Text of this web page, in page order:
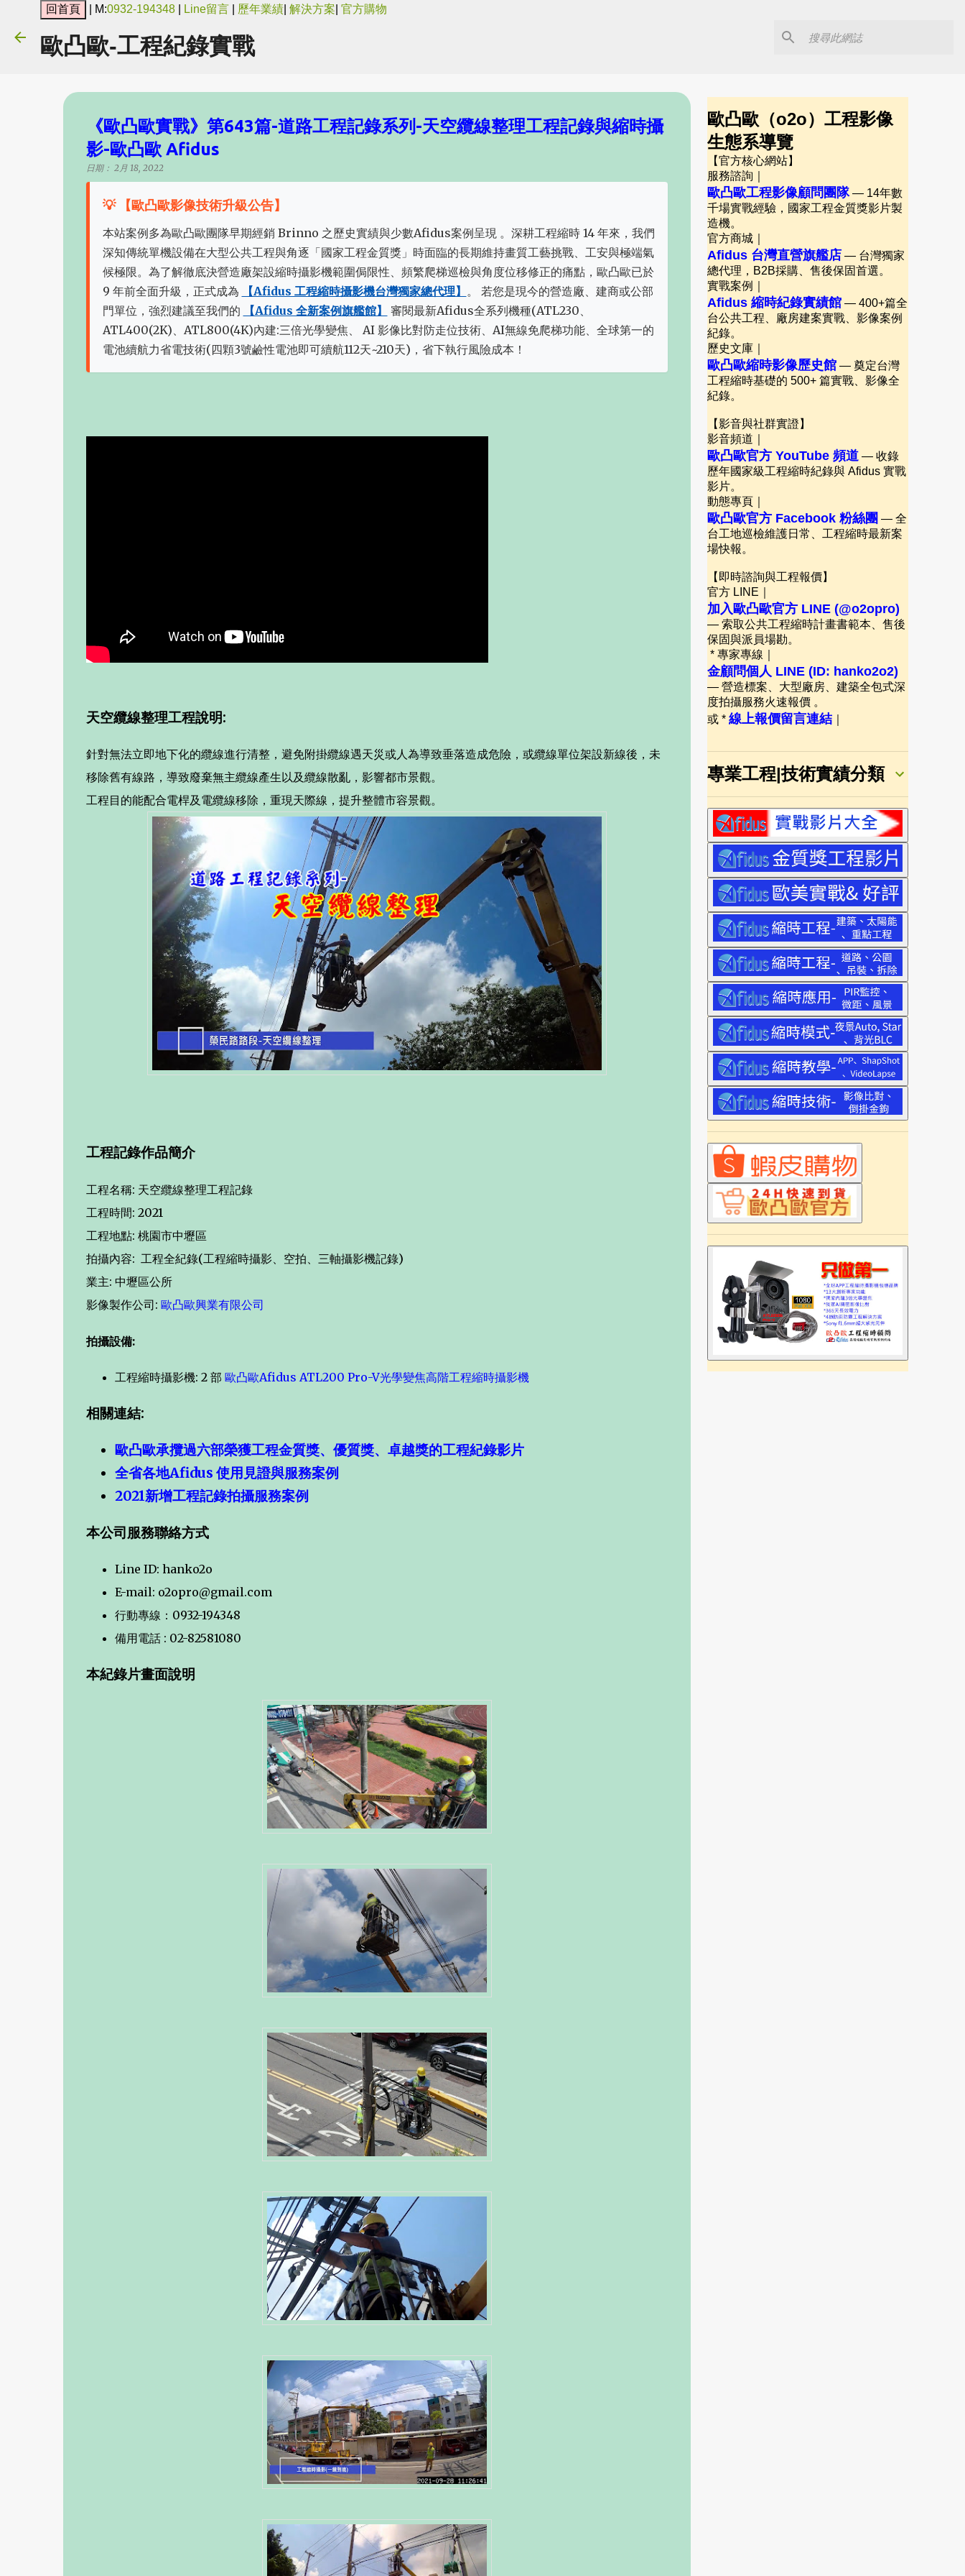
| M:0932-194348 Line留言 歷年業績 解決方案 官方購物
歐凸歐-工程紀錄實戰
《歐凸歐實戰》第643篇-道路工程記錄系列-天空纜線整理工程記錄與縮時攝
影-歐凸歐 Afidus
日期： 2月 18, 2022
💡 【歐凸歐影像技術升級公告】
本站案例多為歐凸歐團隊早期經銷 Brinno 之歷史實績與少數Afidus案例呈現 。深耕工程縮時 14 年來，我們
深知傳統單機設備在大型公共工程與角逐「國家工程金質獎」時面臨的長期維持畫質工藝挑戰、工安與極端氣
候極限。為了解徹底決營造廠架設縮時攝影機範圍侷限性、頻繁爬梯巡檢與角度位移修正的痛點，歐凸歐已於
9 年前全面升級，正式成為
【Afidus 工程縮時攝影機台灣獨家總代理】 。 若您是現今的營造廠、建商或公部
門單位，強烈建議至我們的
【Afidus 全新案例旗艦館】
審閱最新Afidus全系列機種(ATL230、
ATL400(2K)、ATL800(4K)內建:三倍光學變焦、 AI 影像比對防走位技術、AI無線免爬梯功能、全球第一的
電池續航力省電技術(四顆3號鹼性電池即可續航112天~210天)，省下執行風險成本！
天空纜線整理工程說明:
針對無法立即地下化的纜線進行清整，避免附掛纜線遇天災或人為導致垂落造成危險，或纜線單位架設新線後，未
移除舊有線路，導致廢棄無主纜線產生以及纜線散亂，影響都市景觀。
工程目的能配合電桿及電纜線移除，重現天際線，提升整體市容景觀。
工程記錄作品簡介
工程名稱: 天空纜線整理工程記錄
工程時間: 2021
工程地點: 桃園市中壢區
拍攝內容: 工程全紀錄(工程縮時攝影、空拍、三軸攝影機記錄)
業主: 中壢區公所
影像製作公司: 歐凸歐興業有限公司
拍攝設備:
工程縮時攝影機: 2 部 歐凸歐Afidus ATL200 Pro-V光學變焦高階工程縮時攝影機
相關連結:
歐凸歐承攬過六部榮獲工程金質獎、優質獎、卓越獎的工程紀錄影片
全省各地Afidus 使用見證與服務案例
2021新增工程記錄拍攝服務案例
本公司服務聯絡方式
Line ID: hanko2o
E-mail: o2opro@gmail.com
行動專線：0932-194348
備用電話 : 02-82581080
本紀錄片畫面說明
歐凸歐（o2o）工程影像
生態系導覽
【官方核心網站】
服務諮詢｜
歐凸歐工程影像顧問團隊— 14年數
千場實戰經驗，國家工程金質獎影片製
造機。
官方商城｜
Afidus 台灣直營旗艦店 — 台灣獨家
總代理，B2B採購、售後保固首選。
實戰案例｜
Afidus 縮時紀錄實績館— 400+篇全
台公共工程、廠房建案實戰、影像案例
紀錄。
歷史文庫｜
歐凸歐縮時影像歷史館— 奠定台灣
工程縮時基礎的 500+ 篇實戰、影像全
紀錄。
【影音與社群實證】
影音頻道｜
歐凸歐官方 YouTube 頻道— 收錄
歷年國家級工程縮時紀錄與 Afidus 實戰
影片。
動態專頁｜
歐凸歐官方 Facebook 粉絲團 — 全
台工地巡檢維護日常、工程縮時最新案
場快報。
【即時諮詢與工程報價】
官方 LINE｜
加入歐凸歐官方 LINE (@o2opro)
— 索取公共工程縮時計畫書範本、售後
保固與派員場勘。
* 專家專線｜
金顧問個人 LINE (ID: hanko2o2)
— 營造標案、大型廠房、建築全包式深
度拍攝服務火速報價 。
或 * 線上報價留言連結｜
專業工程|技術實績分類